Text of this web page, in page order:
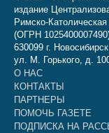
издание
Римско-
(ОГРН
630099 г.
ул. М. Горького, д.
О НАС
КОНТАКТЫ
ПАРТНЕРЫ
ПОМОЧЬ ГАЗЕТЕ
ПОДПИСКА НА